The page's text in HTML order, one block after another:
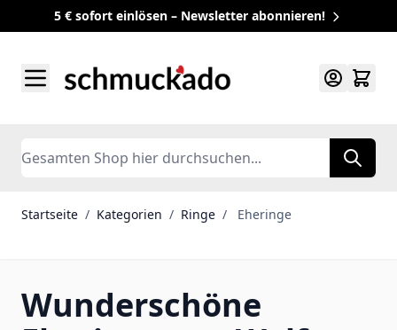
5 € sofort einlösen – Newsletter abonnieren!
Search
Startseite / Kategorien / Ringe / Eheringe
Wunderschöne